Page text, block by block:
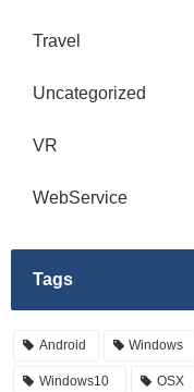
Travel
Uncategorized
VR
WebService
Tags
Android Windows
Windows10 OSX